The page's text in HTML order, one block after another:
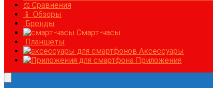
⚖ Сравнения
📱 Обзоры
Бренды
Смарт-часы
Планшеты
Аксессуары
Приложения